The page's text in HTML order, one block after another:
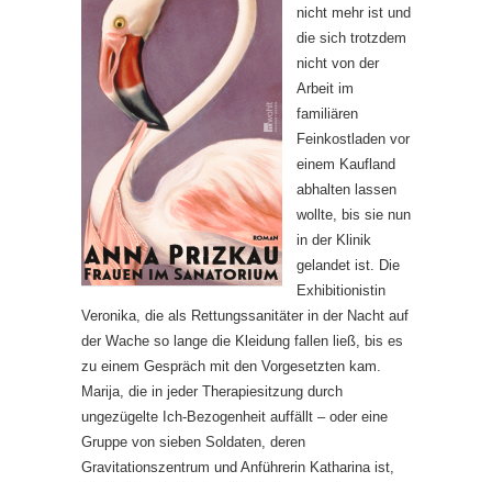
nicht mehr ist und
die sich trotzdem
nicht von der
Arbeit im
familiären
Feinkostladen vor
einem Kaufland
abhalten lassen
wollte, bis sie nun
in der Klinik
gelandet ist. Die
Exhibitionistin
Veronika, die als Rettungssanitäter in der Nacht auf
der Wache so lange die Kleidung fallen ließ, bis es
zu einem Gespräch mit den Vorgesetzten kam.
Marija, die in jeder Therapiesitzung durch
ungezügelte Ich-Bezogenheit auffällt – oder eine
Gruppe von sieben Soldaten, deren
Gravitationszentrum und Anführerin Katharina ist,